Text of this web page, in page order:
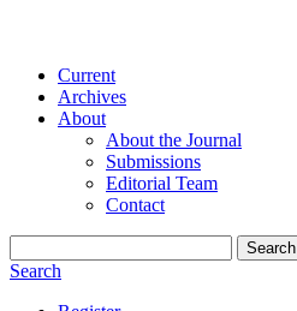
Current
Archives
About
About the Journal
Submissions
Editorial Team
Contact
Search
Search